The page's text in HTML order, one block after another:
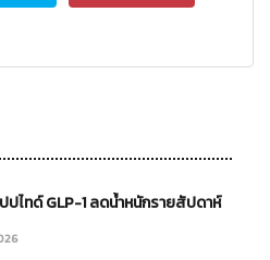
ปไทด์ GLP-1 ลดน้ำหนักรายสัปดาห์